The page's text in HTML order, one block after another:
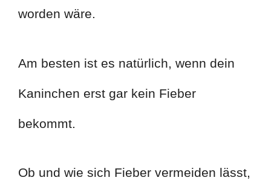
worden wäre.
Am besten ist es natürlich, wenn dein
Kaninchen erst gar kein Fieber
bekommt.
Ob und wie sich Fieber vermeiden lässt,